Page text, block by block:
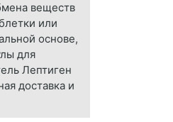
веществ
или
основе,
для
Лептиген
доставка и